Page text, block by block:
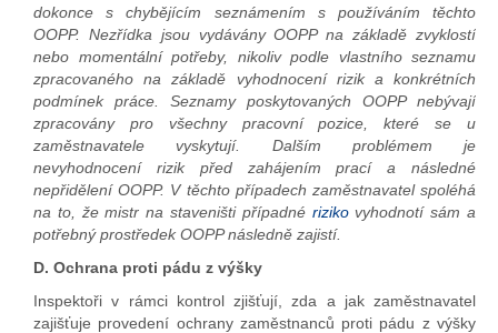
dokonce s chybějícím seznámením s používáním těchto
OOPP. Nezřídka jsou vydávány OOPP na základě zvyklostí
nebo momentální potřeby, nikoliv podle vlastního seznamu
zpracovaného na základě vyhodnocení rizik a konkrétních
podmínek práce. Seznamy poskytovaných OOPP nebývají
zpracovány pro všechny pracovní pozice, které se u
zaměstnavatele vyskytují. Dalším problémem je
nevyhodnocení rizik před zahájením prací a následné
nepřidělení OOPP. V těchto případech zaměstnavatel spoléhá
na to, že mistr na staveništi případné rizikovyhodnotí sám a
potřebný prostředek OOPP následně zajistí.
D. Ochrana proti pádu z výšky
Inspektoři v rámci kontrol zjišťují, zda a jak zaměstnavatel
zajišťuje provedení ochrany zaměstnanců proti pádu z výšky